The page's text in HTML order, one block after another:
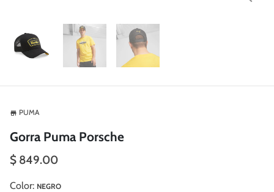
store PUMA
Gorra Puma Porsche
$ 849.00
Color: NEGRO